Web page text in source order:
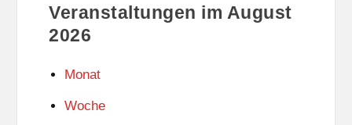
Veranstaltungen im August
2026
Monat
Woche